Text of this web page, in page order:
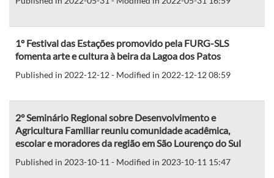
1º Festival das Estações promovido pela FURG-SLS
fomenta arte e cultura à beira da Lagoa dos Patos
Published in 2022-12-12 - Modified in 2022-12-12 08:59
2° Seminário Regional sobre Desenvolvimento e
Agricultura Familiar reuniu comunidade acadêmica,
escolar e moradores da região em São Lourenço do Sul
Published in 2023-10-11 - Modified in 2023-10-11 15:47